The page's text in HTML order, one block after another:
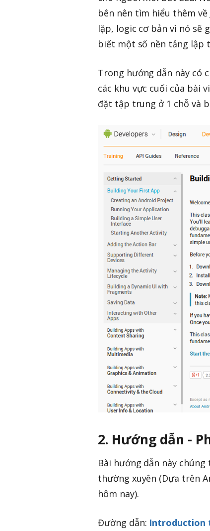
bên nên tìm hiểu thêm
lặp, logic cơ bản vì nó sẽ
biết một số nền tảng lập
Trong hướng dẫn này có
các khu vực cuối của bài
đặt tập trung ở 1 chỗ và
2. Hướng dẫn -
Bài hướng dẫn này
thường xuyên (Dựa trên
hôm nay).
Đường dẫn: Introduction